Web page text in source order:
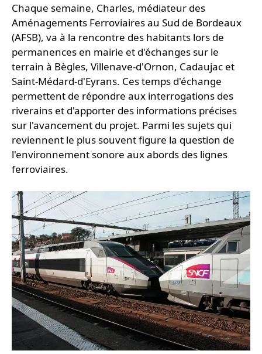
Chaque semaine, Charles, médiateur des
Aménagements Ferroviaires au Sud de Bordeaux
(AFSB), va à la rencontre des habitants lors de
permanences en mairie et d'échanges sur le
terrain à Bègles, Villenave-d'Ornon, Cadaujac et
Saint-Médard-d'Eyrans. Ces temps d'échange
permettent de répondre aux interrogations des
riverains et d'apporter des informations précises
sur l'avancement du projet. Parmi les sujets qui
reviennent le plus souvent figure la question de
l'environnement sonore aux abords des lignes
ferroviaires.